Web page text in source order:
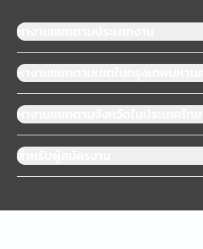
หางานแยกตามประเภทงาน
หางานแยกตามเขตในกรุงเทพมหานคร
หางานแยกตามจังหวัดในประเทศไทย
สำหรับผู้สมัครงาน